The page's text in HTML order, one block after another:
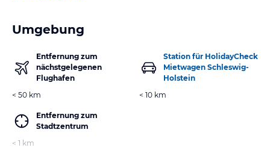
Umgebung
Entfernung zum
nächstgelegenen
Flughafen
< 50 km
Entfernung zum
Stadtzentrum
< 1 km
Station für HolidayCheck
Mietwagen Schleswig-
Holstein
< 10 km